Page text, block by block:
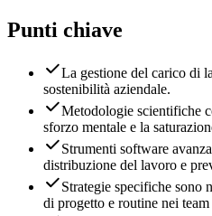
Punti chiave
La gestione del carico di
sostenibilità aziendale.
Metodologie scientifiche
sforzo mentale e la
Strumenti software
distribuzione del lavoro e
Strategie specifiche sono
di progetto e routine nei